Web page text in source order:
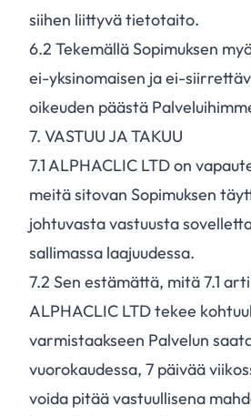
siihen liittyvä tietotaito.
6.2 Tekemällä Sopimuksen
ei-yksinomaisen ja ei-
oikeuden päästä
7. VASTUU JA TAKUU
7.1ALPHACLIC LTD on
meitä sitovan Sopimuksen
johtuvasta vastuusta
sallimassa laajuudessa.
7.2 Sen estämättä, mitä 7.1
ALPHACLIC LTD tekee
varmistaakseen Palvelun
vuorokaudessa, 7 päivää
voida pitää vastuullisena